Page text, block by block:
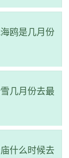
鸥是几月份
几月份去最
什么时候去